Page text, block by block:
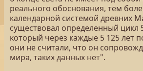
реального обоснования, тем
календарной системой древних
существовал определенный цикл
который через каждые 5 125 лет
они не считали, что он
мира, таких данных нет".